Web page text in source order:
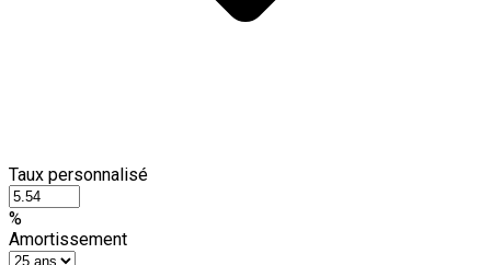
Taux personnalisé
%
Amortissement